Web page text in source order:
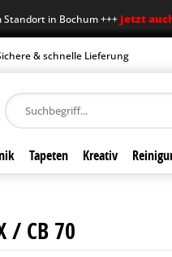
in Bochum +++Jetzt auch
& schnelle Lieferung
Tapeten Kreativ
/ CB 70